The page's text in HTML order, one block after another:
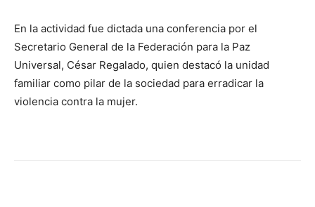
En la actividad fue dictada una conferencia por el
Secretario General de la Federación para la Paz
Universal, César Regalado, quien destacó la unidad
familiar como pilar de la sociedad para erradicar la
violencia contra la mujer.